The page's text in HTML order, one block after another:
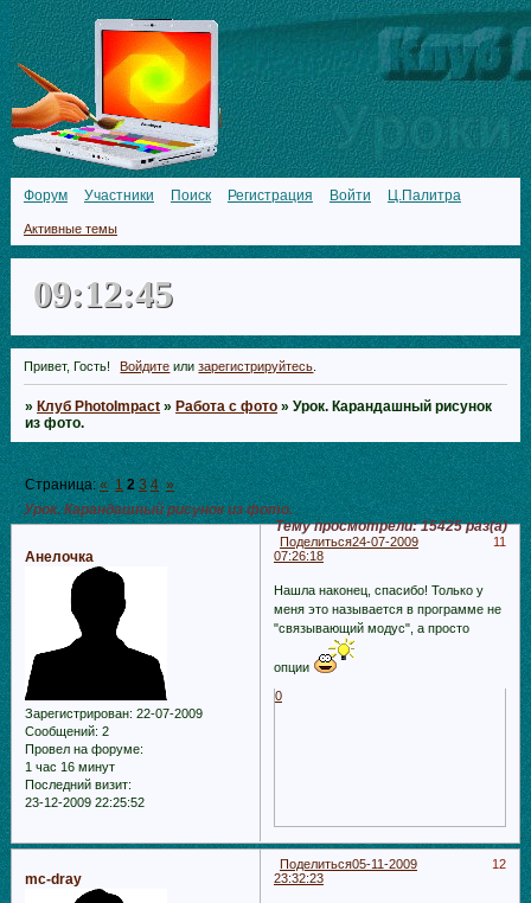
Форум Участники Поиск Регистрация Войти Ц.Палитра
Активные темы
09:12:46
Привет, Гость! Войдите илизарегистрируйтесь
»Клуб PhotoImpact »Работа с фото »Урок. Карандашный рисунок
из фото.
Урок. Карандашный рисунок из фото.
Тему просмотрели:15425раз(а)
Страница:« 1 2 3 4 »
Поделиться 11
24-07-2009
07:26:18
Анелочка
Зарегистрирован: 22-07-2009
Сообщений: 2
Провел на форуме:
1 час 16 минут
Последний визит:
23-12-2009 22:25:52
Нашла наконец, спасибо! Только у
меня это называется в программе не
"связывающий модус", а просто
опции
0
Поделиться 12
05-11-2009
23:32:23
mc-dray